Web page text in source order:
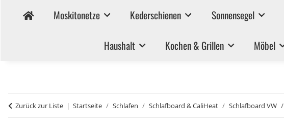
Moskitonetze Kederschienen Sonnensegel
Haushalt Kochen & Grillen Möbel
Zurück zur Liste Startseite Schlafen Schlafboard & CaliHeat Schlafboard VW